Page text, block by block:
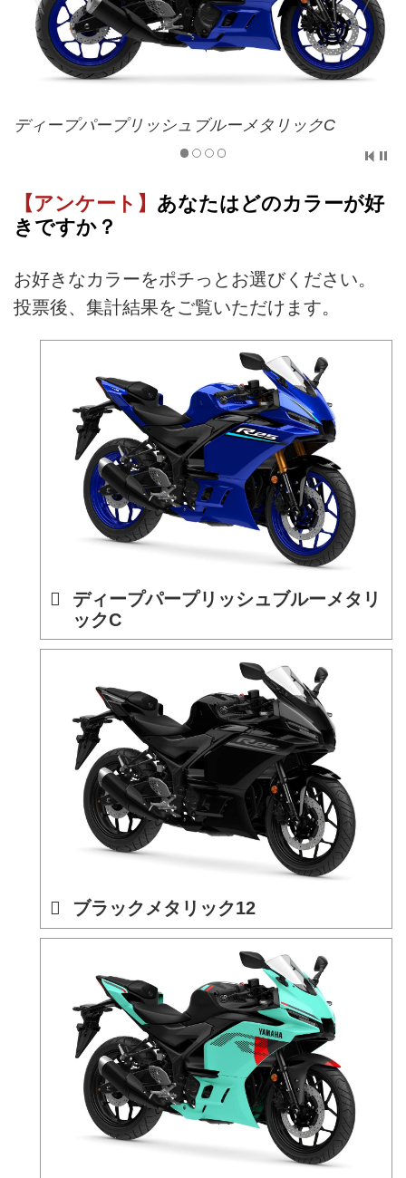
ディープパープリッシュブルーメタリックC
【アンケート】 あなたはどのカラーが好
きですか？
お好きなカラーをポチっとお選びください。
投票後、集計結果をご覧いただけます。
ディープパープリッシュブルーメタリ
ックC
ブラックメタリック12